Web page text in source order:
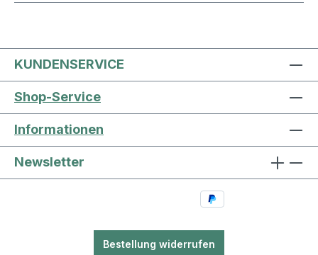
KUNDENSERVICE
Shop-Service
Informationen
Newsletter
Bestellung widerrufen